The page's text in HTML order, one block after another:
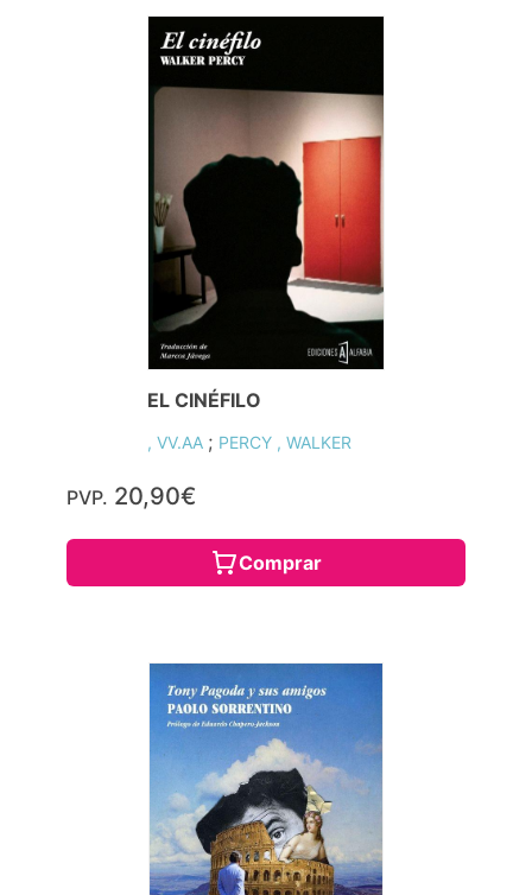
EL CINÉFILO
, VV.AA ; PERCY , WALKER
PVP. 20,90€
Comprar